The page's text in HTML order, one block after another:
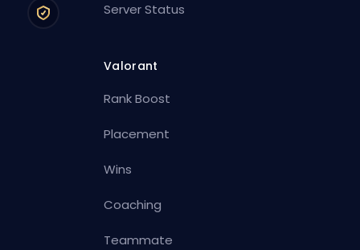
Server Status
Valorant
Rank Boost
Placement
Wins
Coaching
Teammate